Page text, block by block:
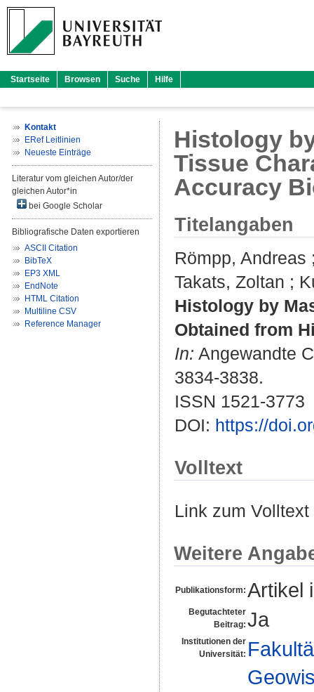
Startseite Browsen Suche Hilfe
Kontakt
ERef Leitlinien
Neueste Einträge
Literatur vom gleichen Autor/der
gleichen Autor*in
bei Google Scholar
Bibliografische Daten exportieren
ASCII Citation
BibTeX
EP3 XML
EndNote
HTML Citation
Multiline CSV
Reference Manager
Histology
Tissue
Accuracy
Titelangaben
Römpp, Andreas
Takats, Zoltan ;
Histology by
Obtained from
In: Angewandte
3834-3838.
ISSN 1521-3773
DOI: https://
Volltext
Link zum
Weitere
Publikationsform: Artikel
Begutachteter
Beitrag: Ja
Institutionen der
Universität: